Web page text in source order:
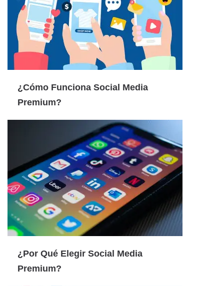
¿Cómo Funciona Social Media
Premium?
¿Por Qué Elegir Social Media
Premium?